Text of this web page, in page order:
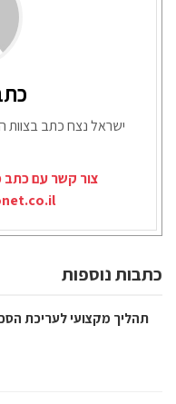
ישראל נצח כתב בצוות
צור קשר עם כתב
כתבות נוספות
תהליך מקצועי לעריכת